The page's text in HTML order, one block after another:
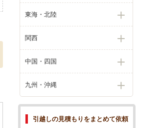
東海・北陸
関西
中国・四国
九州・沖縄
引越しの見積もりをまとめて依頼